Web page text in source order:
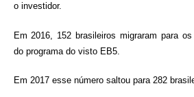
o investidor.
Em 2016, 152 brasileiros migraram para
do programa do visto EB5.
Em 2017 esse número saltou para 282